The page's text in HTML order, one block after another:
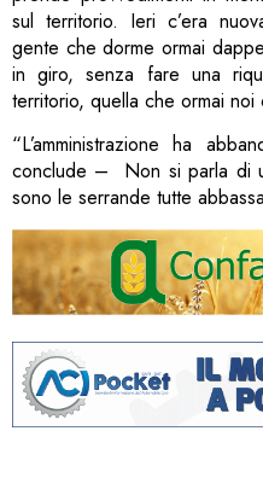
sul territorio. Ieri c’era
gente che dorme ormai
in giro, senza fare una
territorio, quella che ormai noi
“L’amministrazione ha
conclude – Non si parla di
sono le serrande tutte